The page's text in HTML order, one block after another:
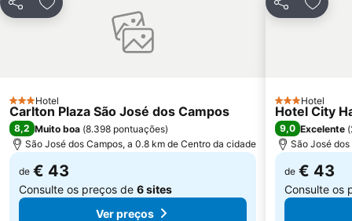
PartilharAdicionar aos favoritos
3 Estrelas
Hotel
Carlton Plaza São José dos Campos
8,2 Muito boa (8.398 pontuações)
São José dos Campos, a 0.8 km de Centro da cidade
de € 43
Consulte os preços de 6 sites
Ver preços
Partilhar
3 Estrelas
Hotel
Hotel City
9,0 Excelente (
São José
de € 43
Consulte os